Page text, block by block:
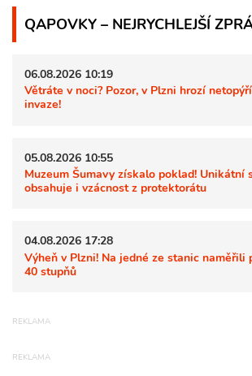
QAPOVKY – NEJRYCHLEJŠÍ
06.08.2026 10:19
Větráte v noci? Pozor, v Plzni hrozí netopýří
invaze!
05.08.2026 10:55
Muzeum Šumavy získalo poklad! Unikátní
obsahuje i vzácnost z protektorátu
04.08.2026 17:28
Výheň v Plzni! Na jedné ze stanic naměřili
40 stupňů